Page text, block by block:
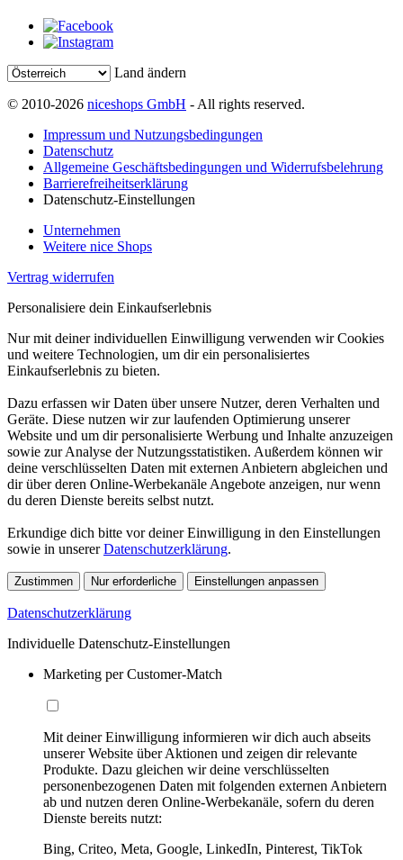
Land ändern
© 2010-2026 niceshops GmbH - All rights reserved.
Impressum und Nutzungsbedingungen
Datenschutz
Allgemeine Geschäftsbedingungen und Widerrufsbelehrung
Barrierefreiheitserklärung
Datenschutz-Einstellungen
Unternehmen
Weitere nice Shops
Vertrag widerrufen
Personalisiere dein Einkaufserlebnis
Nur mit deiner individuellen Einwilligung verwenden wir Cookies
und weitere Technologien, um dir ein personalisiertes
Einkaufserlebnis zu bieten.
Dazu erfassen wir Daten über unsere Nutzer, deren Verhalten und
Geräte. Diese nutzen wir zur laufenden Optimierung unserer
Website und um dir personalisierte Werbung und Inhalte anzuzeigen
sowie zur Analyse der Nutzungsstatistiken. Außerdem können wir
deine verschlüsselten Daten mit externen Anbietern abgleichen und
dir über deren Online-Werbekanäle Angebote anzeigen, nur wenn
du deren Dienste bereits selbst nutzt.
Erkundige dich bitte vor deiner Einwilligung in den Einstellungen
sowie in unsererDatenschutzerklärung.
Zustimmen Nur erforderliche Einstellungen anpassen
Datenschutzerklärung
Individuelle Datenschutz-Einstellungen
Marketing per Customer-Match
Mit deiner Einwilligung informieren wir dich auch abseits
unserer Website über Aktionen und zeigen dir relevante
Produkte. Dazu gleichen wir deine verschlüsselten
personenbezogenen Daten mit folgenden externen Anbietern
ab und nutzen deren Online-Werbekanäle, sofern du deren
Dienste bereits nutzt:
Bing, Criteo, Meta, Google, LinkedIn, Pinterest, TikTok